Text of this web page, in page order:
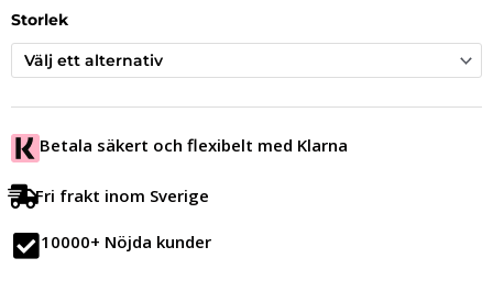
var:
349.00 kr.
är:
Storlek
Betala säkert och flexibelt med Klarna
Fri frakt inom Sverige
10000+ Nöjda kunder